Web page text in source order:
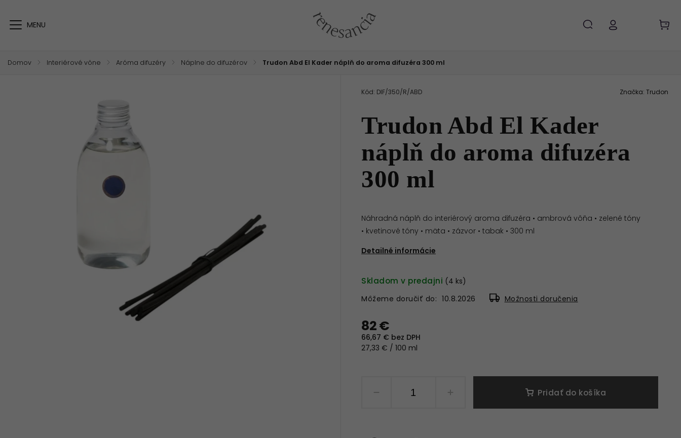
Domov / Interiérové vône / Aróma difuzéry / Náplne do difuzérov / Trudon Abd El Kader náplň do aroma difuzéra 300 ml
Trudon Abd El Kader
náplň do aroma difuzéra
300 ml
Kód: DIF/350/R/ABD
Náhradná náplň do interiérový aroma difuzéra • ambrová vôňa • zelené tóny
• kvetinové tóny • mäta • zázvor • tabak • 300 ml
Detailné informácie
Značka: Trudon
82 €
66,67 € bez DPH
27,33 € / 100 ml
Skladom v predajni (4 ks)
Môžeme doručiť do: 10.8.2026 Možnosti doručenia
Pridať do košíka